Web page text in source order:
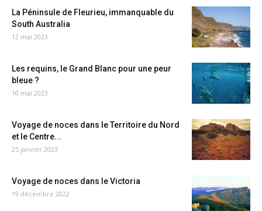
La Péninsule de Fleurieu, immanquable du
South Australia
12 mai 2023
Les requins, le Grand Blanc pour une peur
bleue ?
10 mai 2023
Voyage de noces dans le Territoire du Nord
et le Centre...
25 janvier 2023
Voyage de noces dans le Victoria
19 décembre 2022